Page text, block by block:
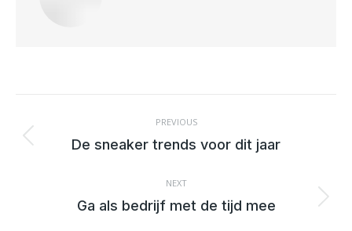
NAVIGATION
PREVIOUS
Previous
De sneaker trends voor dit jaar
NEXT
Next
Ga als bedrijf met de tijd mee